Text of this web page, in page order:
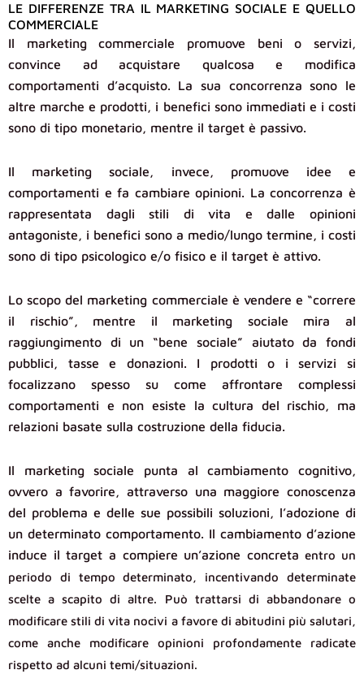
LE DIFFERENZE TRA IL MARKETING SOCIALE E QUELLO
COMMERCIALE
Il marketing commerciale promuove beni o servizi,
convince ad acquistare qualcosa e modifica
comportamenti d’acquisto. La sua concorrenza sono le
altre marche e prodotti, i benefici sono immediati e i costi
sono di tipo monetario, mentre il target è passivo.
Il marketing sociale, invece, promuove idee e
comportamenti e fa cambiare opinioni. La concorrenza è
rappresentata dagli stili di vita e dalle opinioni
antagoniste, i benefici sono a medio/lungo termine, i costi
sono di tipo psicologico e/o fisico e il target è attivo.
Lo scopo del marketing commerciale è vendere e “correre
il rischio”, mentre il marketing sociale mira al
raggiungimento di un “bene sociale” aiutato da fondi
pubblici, tasse e donazioni. I prodotti o i servizi si
focalizzano spesso su come affrontare complessi
comportamenti e non esiste la cultura del rischio, ma
relazioni basate sulla costruzione della fiducia.
Il marketing sociale punta al cambiamento cognitivo,
ovvero a favorire, attraverso una maggiore conoscenza
del problema e delle sue possibili soluzioni, l’adozione di
un determinato comportamento. Il cambiamento d’azione
induce il target a compiere un’azione concretaentro un
periodo di tempo determinato, incentivando determinate
scelte a scapito di altre. Può trattarsi di abbandonare o
modificare stili di vita nocivi a favore di abitudini più salutari,
come anche modificare opinioni profondamente radicate
rispetto ad alcuni temi/situazioni.